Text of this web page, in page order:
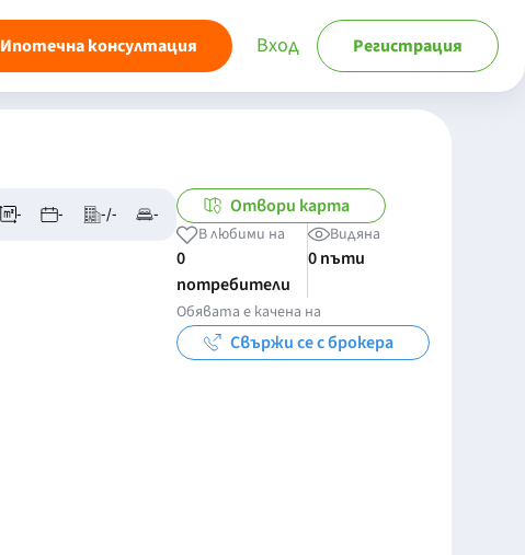
Ипотечна консултация Вход Регистрация
- - -/- - Отвори карта
В любими на
0
потребители
Видяна
0 пъти
Обявата е качена на
Свържи се с брокера